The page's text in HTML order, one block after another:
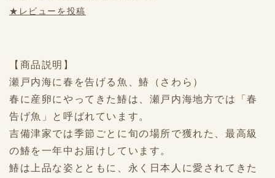
★レビューを投稿
【商品説明】
瀬戸内海に春を告げる魚、鰆（さわら）
春に産卵にやってきた鰆は、瀬戸内海地方では「春
告げ魚」と呼ばれています。
吉備津家では季節ごとに旬の場所で獲れた、最高級
の鰆を一年中お届けしています。
鰆は上品な姿とともに、永く日本人に愛されてきた